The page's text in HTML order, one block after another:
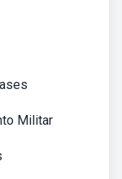
Militar